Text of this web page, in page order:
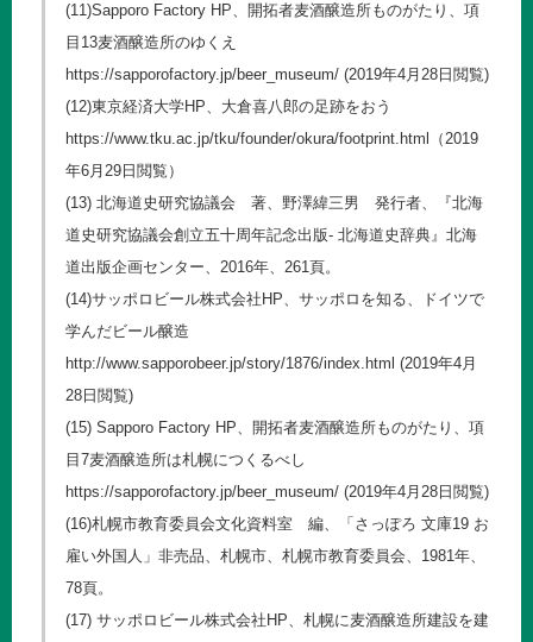
(11)Sapporo Factory HP、開拓者麦酒醸造所ものがたり、項
目13麦酒醸造所のゆくえ
https://sapporofactory.jp/beer_museum/ (2019年4月28日閲覧)
(12)東京経済大学HP、大倉喜八郎の足跡をおう
https://www.tku.ac.jp/tku/founder/okura/footprint.html
（2019
年6月29日閲覧）
(13) 北海道史研究協議会 著、野澤緯三男 発行者、『北海
道史研究協議会創立五十周年記念出版- 北海道史辞典』北海
道出版企画センター、2016年、261頁。
(14)サッポロビール株式会社HP、サッポロを知る、ドイツで
学んだビール醸造
http://www.sapporobeer.jp/story/1876/index.html (2019年4月
28日閲覧)
(15) Sapporo Factory HP、開拓者麦酒醸造所ものがたり、項
目7麦酒醸造所は札幌につくるべし
https://sapporofactory.jp/beer_museum/ (2019年4月28日閲覧)
(16)札幌市教育委員会文化資料室 編、「さっぽろ 文庫19 お
雇い外国人」非売品、札幌市、札幌市教育委員会、1981年、
78頁。
(17) サッポロビール株式会社HP、札幌に麦酒醸造所建設を建